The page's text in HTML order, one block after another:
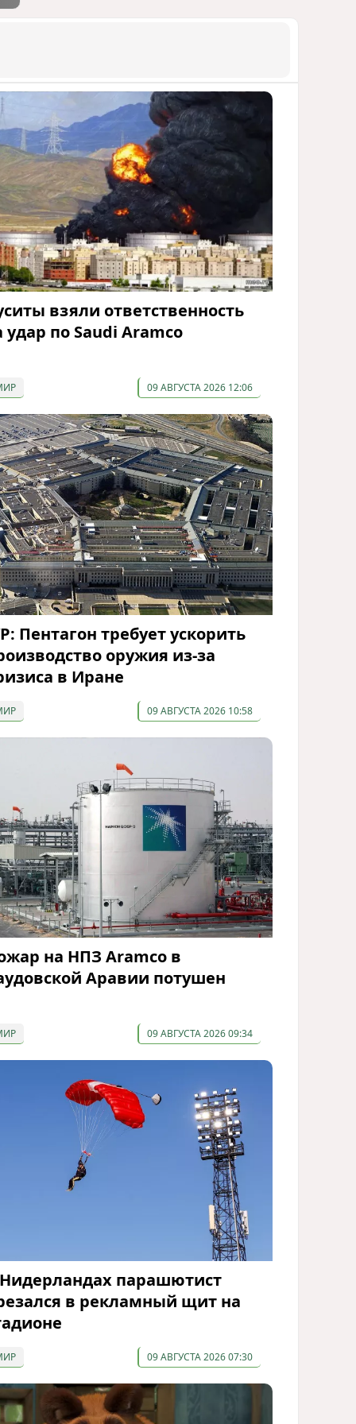
взяли ответственность
удар по Saudi Aramco
09 АВГУСТА 2026 12:06
Пентагон требует ускорить
оружия из-за
в Иране
09 АВГУСТА 2026 10:58
на НПЗ Aramco в
Аравии потушен
09 АВГУСТА 2026 09:34
парашютист
в рекламный щит на
09 АВГУСТА 2026 07:30